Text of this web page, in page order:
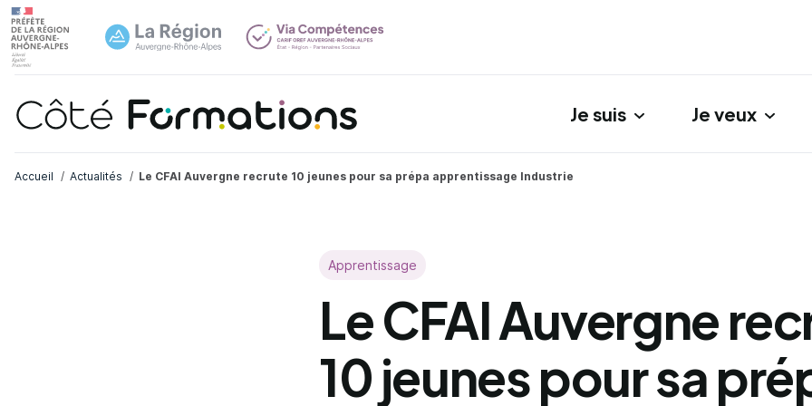
Aller au contenu principal
Je suis Je veux
Aller au contenu principal
Accueil Actualités Le CFAI Auvergne recrute 10 jeunes pour sa prépa apprentissage Industrie
Apprentissage
Le CFAI Auvergne
10 jeunes pour sa